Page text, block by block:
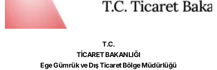
T.C.
TİCARET BAKANLIĞI
Ege Gümrük ve Dış Ticaret Bölge Müdürlüğü